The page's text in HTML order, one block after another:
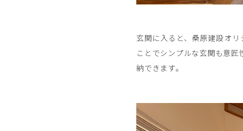
玄関に入ると、桑原建設オ
ことでシンプルな玄関も意
納できます。